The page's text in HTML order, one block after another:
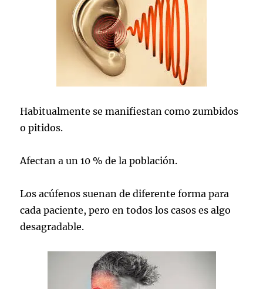
Habitualmente se manifiestan como zumbidos
o pitidos.
Afectan a un 10 % de la población.
Los acúfenos suenan de diferente forma para
cada paciente, pero en todos los casos es algo
desagradable.